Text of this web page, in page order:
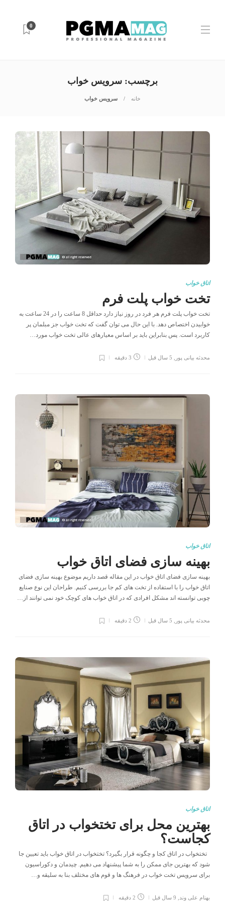
0
برچسب: سرویس خواب
خانه سرویس خواب
اتاق خواب
تخت خواب پلت فرم
تخت خواب پلت فرم هر فرد در روز نیاز دارد حداقل 8 ساعت را در 24 ساعت به
خوابیدن اختصاص دهد. با این حال می توان گفت که تخت خواب جز مبلمان پر
کاربرد است. پس بنابراین باید بر اساس معیارهای عالی تخت خواب مورد…
محدثه بیانی پور 5 سال قبل 3 دقیقه
اتاق خواب
بهینه سازی فضای اتاق خواب
بهینه سازی فضای اتاق خواب در این مقاله قصد داریم موضوع بهینه سازی فضای
اتاق خواب را با استفاده از تخت های کم جا بررسی کنیم. طراحان این نوع صنایع
چوبی توانسته اند مشکل افرادی که در اتاق خواب های کوچک خود نمی توانند از…
محدثه بیانی پور 5 سال قبل 2 دقیقه
اتاق خواب
بهترین محل برای تختخواب در اتاق
کجاست؟
تختخواب در اتاق کجا و چگونه قرار بگیرد؟ تختخواب در اتاق خواب باید تعیین جا
شود که بهترین جای ممکن را به شما پیشنهاد می دهیم. چیدمان و دکوراسیون
برای سرویس تخت خواب در فرهنگ ها و قوم های مختلف بنا به سلیقه و…
بهنام علی وند 9 سال قبل 2 دقیقه